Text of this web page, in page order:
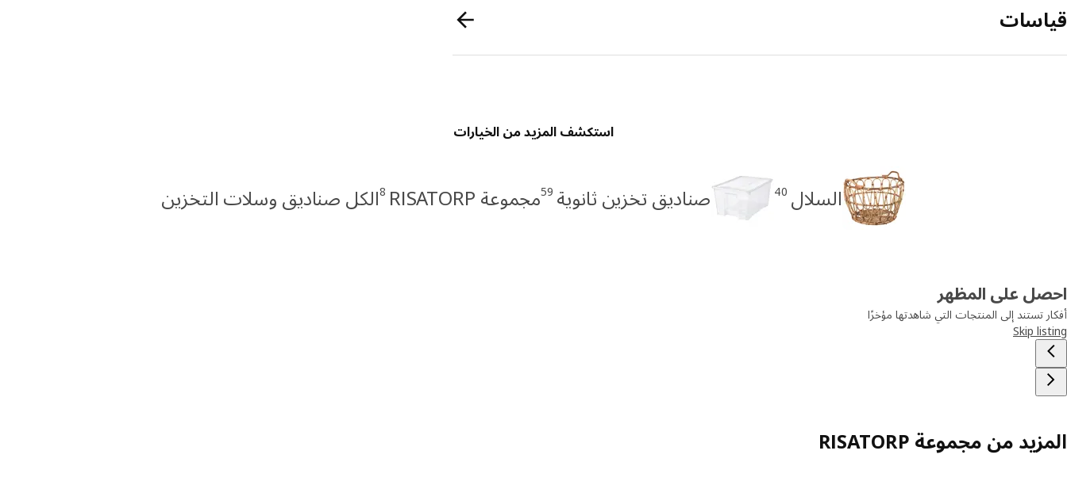
قياسات
استكشف المزيد من الخيارات
السلال 40 صناديق تخزين ثانوية 59مجموعة RISATORP 8الكل صناديق وسلات التخزين
احصل على المظهر
أفكار تستند إلى المنتجات التي شاهدتها مؤخرًا
Skip listing
المزيد من مجموعة RISATORP